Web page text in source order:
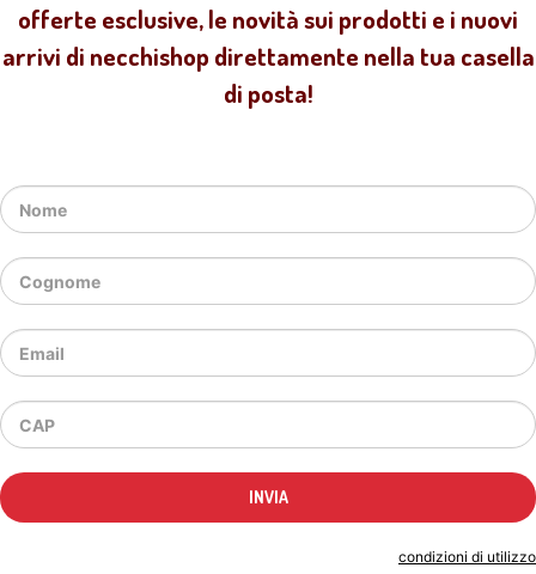
offerte esclusive, le novità sui prodotti e i nuovi
arrivi di necchishop direttamente nella tua casella
di posta!
condizioni di utilizzo